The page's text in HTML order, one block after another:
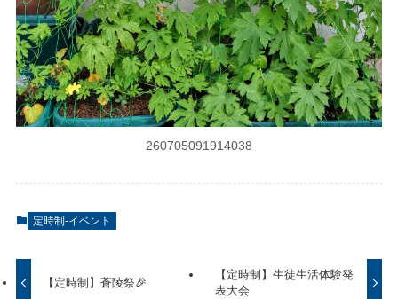
260705091914038
定時制-イベント
【定時制】蒼陵祭🎉
【定時制】生徒生活体験発
表大会